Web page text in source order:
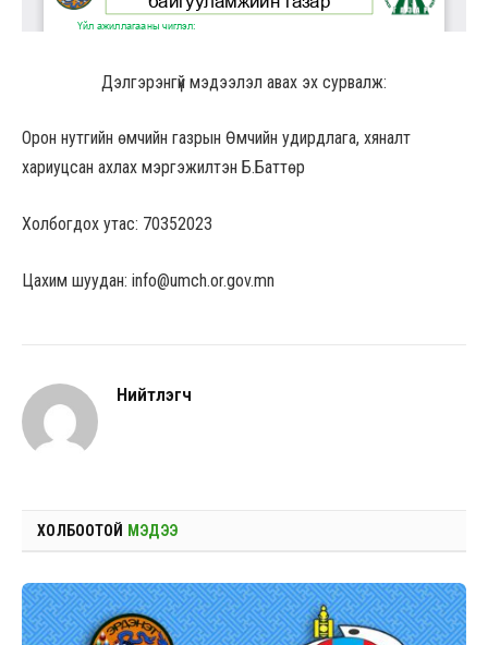
Дэлгэрэнгүй мэдээлэл авах эх сурвалж:
Орон нутгийн өмчийн газрын Өмчийн удирдлага, хяналт
хариуцсан ахлах мэргэжилтэн Б.Баттөр
Холбогдох утас: 70352023
Цахим шуудан: info@umch.or.gov.mn
Нийтлэгч
ХОЛБООТОЙ МЭДЭЭ